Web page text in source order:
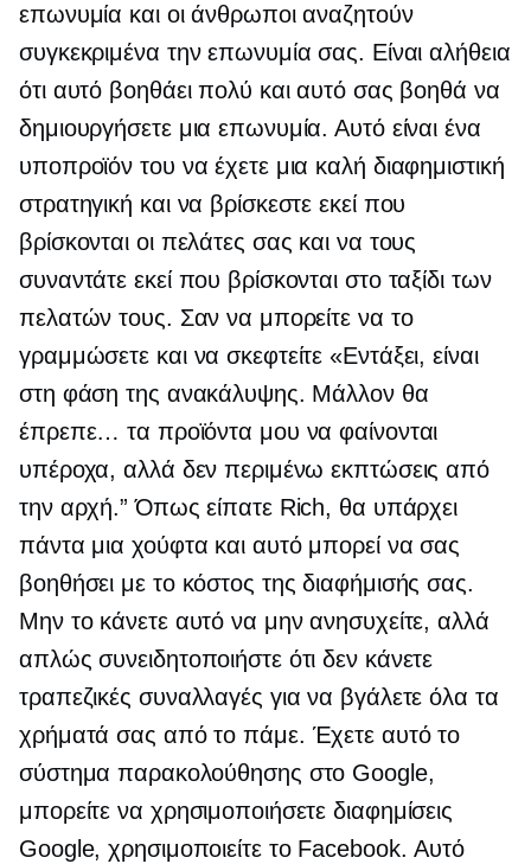
επωνυμία και οι άνθρωποι αναζητούν
συγκεκριμένα την επωνυμία σας. Είναι αλήθεια
ότι αυτό βοηθάει πολύ και αυτό σας βοηθά να
δημιουργήσετε μια επωνυμία. Αυτό είναι ένα
υποπροϊόν του να έχετε μια καλή διαφημιστική
στρατηγική και να βρίσκεστε εκεί που
βρίσκονται οι πελάτες σας και να τους
συναντάτε εκεί που βρίσκονται στο ταξίδι των
πελατών τους. Σαν να μπορείτε να το
γραμμώσετε και να σκεφτείτε «Εντάξει, είναι
στη φάση της ανακάλυψης. Μάλλον θα
έπρεπε… τα προϊόντα μου να φαίνονται
υπέροχα, αλλά δεν περιμένω εκπτώσεις από
την αρχή.” Όπως είπατε Rich, θα υπάρχει
πάντα μια χούφτα και αυτό μπορεί να σας
βοηθήσει με το κόστος της διαφήμισής σας.
Μην το κάνετε αυτό να μην ανησυχείτε, αλλά
απλώς συνειδητοποιήστε ότι δεν κάνετε
τραπεζικές συναλλαγές για να βγάλετε όλα τα
χρήματά σας από τοπάμε. Έχετε αυτό το
σύστημα παρακολούθησης στο Google,
μπορείτε να χρησιμοποιήσετε διαφημίσεις
Google, χρησιμοποιείτε το Facebook. Αυτό